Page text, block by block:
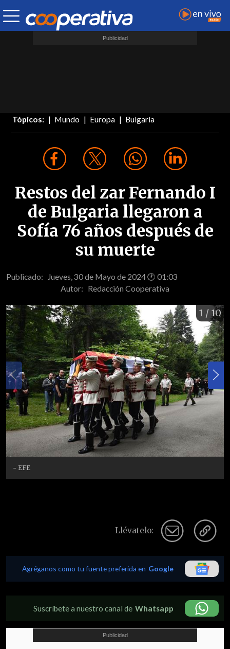
Tópicos: Mundo Europa Bulgaria
Restos del zar Fernando I
de Bulgaria llegaron a
Sofía 76 años después de
su muerte
Publicado: Jueves, 30 de Mayo de 2024 🕐 01:03
Autor: Redacción Cooperativa
1 / 10
- EFE
Llévatelo:
Agréganos como tu fuente preferida en Google
Suscríbete a nuestro canal de Whatsapp